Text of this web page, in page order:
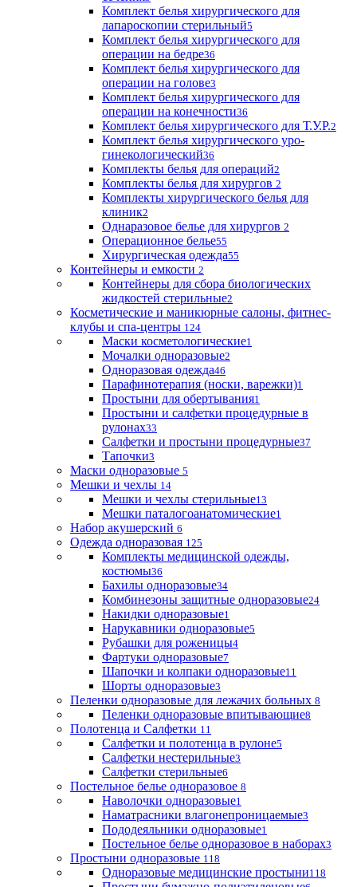
Комплект белья хирургического для
лапароскопии стерильный5
Комплект белья хирургического для
операции на бедре36
Комплект белья хирургического для
операции на голове3
Комплект белья хирургического для
операции на конечности36
Комплект белья хирургического для Т.У.Р.2
Комплект белья хирургического уро-
гинекологический36
Комплекты белья для операций2
Комплекты белья для хирургов 2
Комплекты хирургического белья для
клиник2
Однаразовое белье для хирургов 2
Операционное белье55
Хирургическая одежда55
Контейнеры и емкости 2
Контейнеры для сбора биологических
жидкостей стерильные2
Косметические и маникюрные салоны, фитнес-
клубы и спа-центры 124
Маски косметологические1
Мочалки одноразовые2
Одноразовая одежда46
Парафинотерапия (носки, варежки)1
Простыни для обертывания1
Простыни и салфетки процедурные в
рулонах33
Салфетки и простыни процедурные37
Тапочки3
Маски одноразовые 5
Мешки и чехлы 14
Мешки и чехлы стерильные13
Мешки паталогоанатомические1
Набор акушерский 6
Одежда одноразовая 125
Комплекты медицинской одежды,
костюмы36
Бахилы одноразовые34
Комбинезоны защитные одноразовые24
Накидки одноразовые1
Нарукавники одноразовые5
Рубашки для роженицы4
Фартуки одноразовые7
Шапочки и колпаки одноразовые11
Шорты одноразовые3
Пеленки одноразовые для лежачих больных 8
Пеленки одноразовые впитывающие8
Полотенца и Салфетки 11
Салфетки и полотенца в рулоне5
Салфетки нестерильные3
Салфетки стерильные6
Постельное белье одноразовое 8
Наволочки одноразовые1
Наматрасники влагонепроницаемые3
Пододеяльники одноразовые1
Постельное белье одноразовое в наборах3
Простыни одноразовые 118
Одноразовые медицинские простыни118